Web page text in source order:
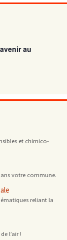
au
et chimico-
votre commune.
reliant la
l’air !